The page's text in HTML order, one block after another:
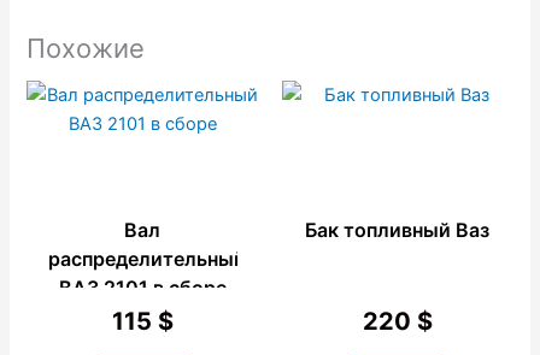
Похожие
Вал
распределительный
ВАЗ 2101 в сборе
115 $
Бак топливный Ваз
220 $